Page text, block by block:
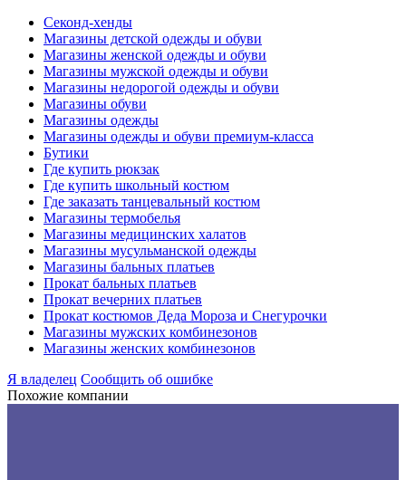
Секонд-хенды
Магазины детской одежды и обуви
Магазины женской одежды и обуви
Магазины мужской одежды и обуви
Магазины недорогой одежды и обуви
Магазины обуви
Магазины одежды
Магазины одежды и обуви премиум-класса
Бутики
Где купить рюкзак
Где купить школьный костюм
Где заказать танцевальный костюм
Магазины термобелья
Магазины медицинских халатов
Магазины мусульманской одежды
Магазины бальных платьев
Прокат бальных платьев
Прокат вечерних платьев
Прокат костюмов Деда Мороза и Снегурочки
Магазины мужских комбинезонов
Магазины женских комбинезонов
Я владелец Сообщить об ошибке
Похожие компании